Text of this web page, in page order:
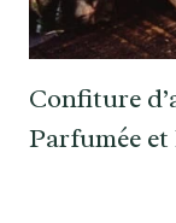
Confiture
Parfumée